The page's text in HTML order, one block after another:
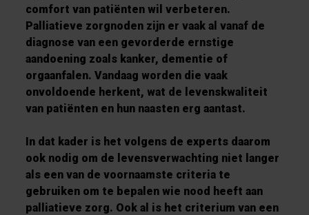
comfort van patiënten wil verbeteren.
Palliatieve zorgnoden zijn er vaak al vanaf de
diagnose van een gevorderde ernstige
aandoening zoals kanker, dementie of
orgaanfalen. Vandaag worden die vaak
onvoldoende herkent, wat de levenskwaliteit
van patiënten en hun naasten erg aantast.
In dat kader is het volgens de experts daarom
ook nodig om de levensverwachting niet langer
als een van de voornaamste criteria te
gebruiken om te bepalen wie nood heeft aan
palliatieve zorg. Ook al is het criterium van een